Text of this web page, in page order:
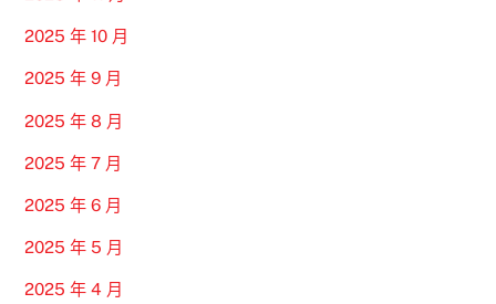
2025 年 10 月
2025 年 9 月
2025 年 8 月
2025 年 7 月
2025 年 6 月
2025 年 5 月
2025 年 4 月